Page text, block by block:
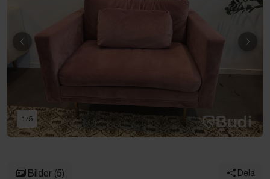
Föregående
1 /5
Bilder (5) Dela